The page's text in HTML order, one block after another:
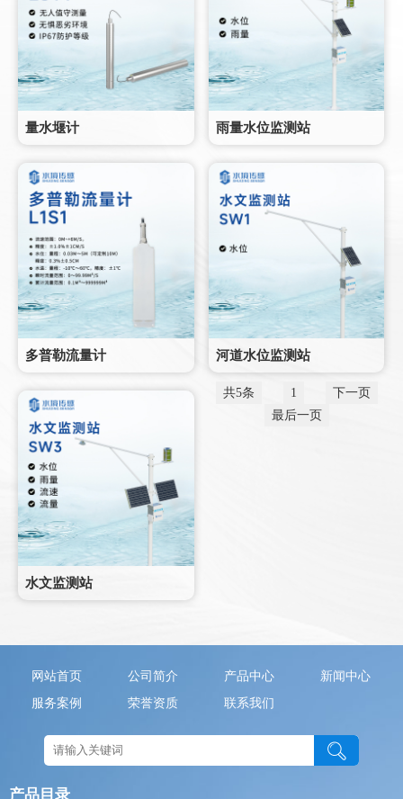
量水堰计 雨量水位监测站
多普勒流量计 河道水位监测站
水文监测站
共5条 1
下一页
最后一页
网站首页 公司简介 产品中心
新闻中心
服务案例
荣誉资质 联系我们
产品目录